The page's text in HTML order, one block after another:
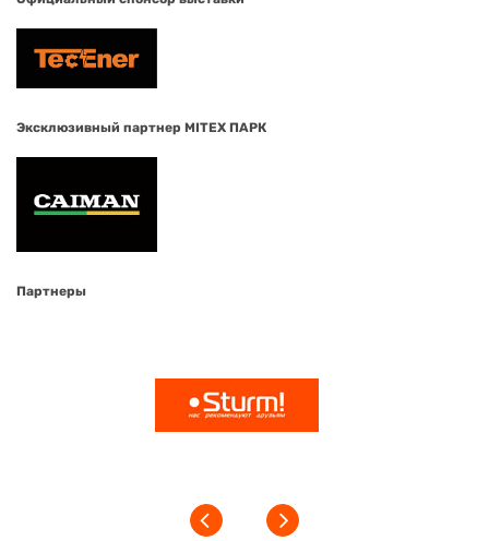
Эксклюзивный партнер MITEX ПАРК
Партнеры